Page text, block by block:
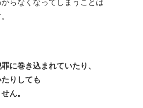
らなくなってしまうことは
に巻き込まれていたり、
りしても
ん。